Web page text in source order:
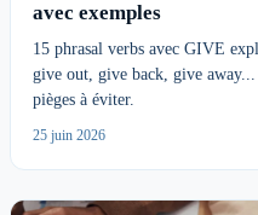
avec exemples
15 phrasal verbs avec GIVE
give out, give back, give
pièges à éviter.
25 juin 2026